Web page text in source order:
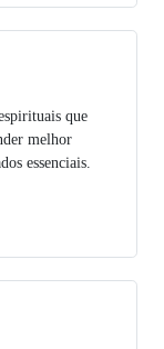
que
melhor
essenciais.